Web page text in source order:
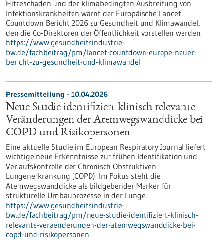
Hitzeschäden und der klimabedingten Ausbreitung von
Infektionskrankheiten warnt der Europäische Lancet
Countdown Bericht 2026 zu Gesundheit und Klimawandel,
den die Co-Direktoren der Öffentlichkeit vorstellen werden.
https://www.gesundheitsindustrie-
bw.de/fachbeitrag/pm/lancet-countdown-europe-neuer-
bericht-zu-gesundheit-und-klimawandel
Pressemitteilung - 10.04.2026
Neue Studie identifiziert klinisch relevante
Veränderungen der Atemwegswanddicke bei
COPD und Risikopersonen
Eine aktuelle Studie im European Respiratory Journal liefert
wichtige neue Erkenntnisse zur frühen Identifikation und
Verlaufskontrolle der Chronisch Obstruktiven
Lungenerkrankung (COPD). Im Fokus steht die
Atemwegswanddicke als bildgebender Marker für
strukturelle Umbauprozesse in der Lunge.
https://www.gesundheitsindustrie-
bw.de/fachbeitrag/pm/neue-studie-identifiziert-klinisch-
relevante-veraenderungen-der-atemwegswanddicke-bei-
copd-und-risikopersonen